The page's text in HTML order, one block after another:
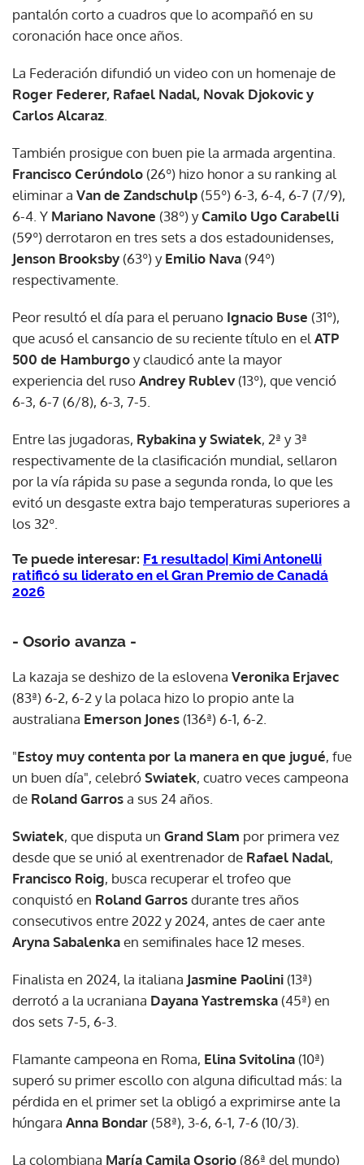
pantalón corto a cuadros que lo acompañó en su
coronación hace once años.
La Federación difundió un video con un homenaje de
Roger Federer, Rafael Nadal, Novak Djokovic y
Carlos Alcaraz
También prosigue con buen pie la armada argentina.
Francisco Cerúndolo (26º) hizo honor a su ranking al
eliminar a Van de Zandschulp (55º) 6-3, 6-4, 6-7 (7/9),
6-4. Y Mariano Navone (38º) yCamilo Ugo Carabelli
(59º) derrotaron en tres sets a dos estadounidenses,
Jenson Brooksby (63º) yEmilio Nava (94º)
respectivamente.
Peor resultó el día para el peruano Ignacio Buse (31º),
que acusó el cansancio de su reciente título en el ATP
500 de Hamburgoy claudicó ante la mayor
experiencia del rusoAndrey Rublev(13º), que venció
6-3, 6-7 (6/8), 6-3, 7-5.
Entre las jugadoras, Rybakina y Swiatek, 2ª y 3ª
respectivamente de la clasificación mundial, sellaron
por la vía rápida su pase a segunda ronda, lo que les
evitó un desgaste extra bajo temperaturas superiores a
los 32º.
Te puede interesar: F1 resultado| Kimi Antonelli
ratificó su liderato en el Gran Premio de Canadá
2026
- Osorio avanza -
La kazaja se deshizo de la eslovena Veronika Erjavec
(83ª) 6-2, 6-2 y la polaca hizo lo propio ante la
australiana Emerson Jones (136ª) 6-1, 6-2.
"Estoy muy contenta por la manera en que jugué, fue
un buen día", celebróSwiatek, cuatro veces campeona
de Roland Garrosa sus 24 años.
Swiatek, que disputa un Grand Slam por primera vez
desde que se unió al exentrenador de Rafael Nadal,
Francisco Roig, busca recuperar el trofeo que
conquistó en Roland Garrosdurante tres años
consecutivos entre 2022 y 2024, antes de caer ante
Aryna Sabalenkaen semifinales hace 12 meses.
Finalista en 2024, la italiana Jasmine Paolini (13ª)
derrotó a la ucraniana Dayana Yastremska (45ª) en
dos sets 7-5, 6-3.
Flamante campeona en Roma, Elina Svitolina (10ª)
superó su primer escollo con alguna dificultad más: la
pérdida en el primer set la obligó a exprimirse ante la
húngara Anna Bondar (58ª), 3-6, 6-1, 7-6 (10/3).
La colombiana María Camila Osorio (86ª del mundo)